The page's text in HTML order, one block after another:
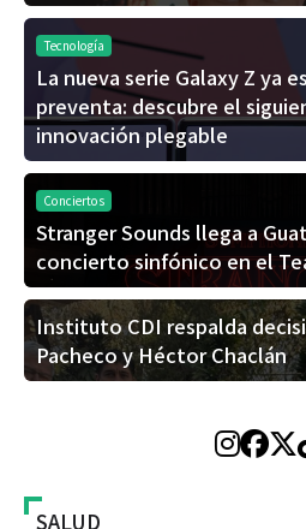
Tecnología
La nueva serie Galaxy Z ya
preventa: descubre el
innovación plegable
Conciertos
Stranger Sounds llega a
concierto sinfónico en el
Instituto CDI respalda
Pacheco y Héctor Chaclán
SALUD